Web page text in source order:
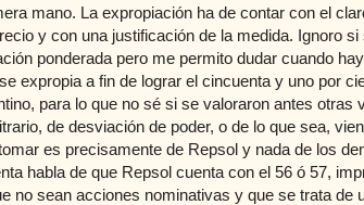
mano. La expropiación ha de contar con el
y con una justificación de la medida. Ignoro si
ponderada pero me permito dudar cuando
expropia a fin de lograr el cincuenta y uno por
para lo que no sé si se valoraron antes otras
de desviación de poder, o de lo que sea,
es precisamente de Repsol y nada de los
habla de que Repsol cuenta con el 56 ó 57,
no sean acciones nominativas y que se trata de